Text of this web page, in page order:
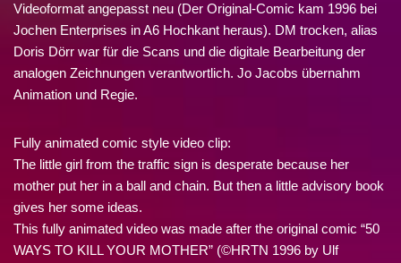
Videoformat angepasst neu (Der Original-Comic kam 1996 bei
Jochen Enterprises in A6 Hochkant heraus). DM trocken, alias
Doris Dörr war für die Scans und die digitale Bearbeitung der
analogen Zeichnungen verantwortlich. Jo Jacobs übernahm
Animation und Regie.
Fully animated comic style video clip:
The little girl from the traffic sign is desperate because her
mother put her in a ball and chain. But then a little advisory book
gives her some ideas.
This fully animated video was made after the original comic “50
WAYS TO KILL YOUR MOTHER” (©HRTN 1996 by Ulf